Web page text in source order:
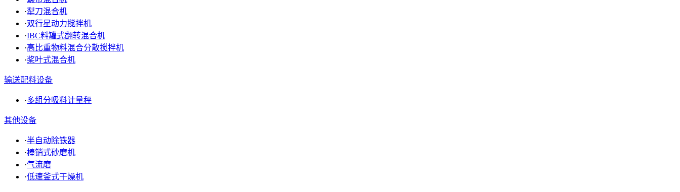
·犁刀混合机
·双行星动力搅拌机
·IBC料罐式翻转混合机
·高比重物料混合分散搅拌机
·桨叶式混合机
输送配料设备
·多组分吸料计量秤
其他设备
·半自动除铁器
·棒销式砂磨机
·气流磨
·低速釜式干燥机